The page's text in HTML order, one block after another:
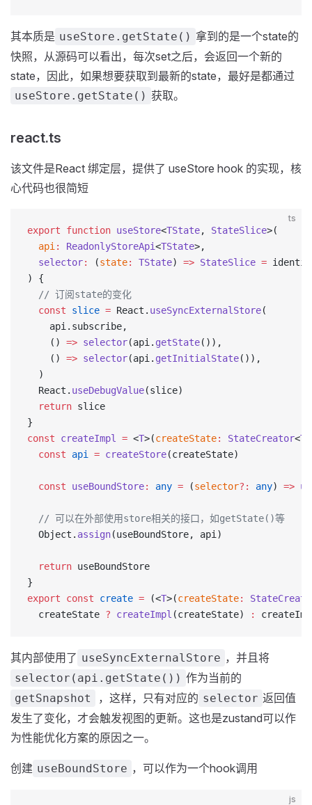
其本质是 useStore.getState() 拿到的是一个state的
快照，从源码可以看出，每次set之后，会返回一个新的
state，因此，如果想要获取到最新的state，最好是都通过
useStore.getState() 获取。
react.ts
该文件是React 绑定层，提供了 useStore hook 的实现，核
心代码也很简短
ts
export function useStore<TState, StateSlice>(
  api
: ReadonlyStoreApi<TState>,
  selector
: (state: TState) => StateSlice =
) {
  // 订阅state的变化
  const
slice = React. useSyncExternalStore(
    api.subscribe,
    ()
=> selector(api. getState()),
    ()
=> selector(api. getInitialState()),
  )
  React.
useDebugValue(slice)
  return
slice
}
const createImpl = <T>(createState: StateCreator<T
  const
api = createStore(createState)
  const
useBoundStore: any = (selector?: any) =>
  // 可以在外部使用store相关的接口，如getState()等
  Object.
assign(useBoundStore, api)
  return
useBoundStore
}
export const create = (<T>(createState:
  createState
? createImpl (createState) :
其内部使用了 useSyncExternalStore ，并且将
selector(api.getState()) 作为当前的
getSnapshot ，这样，只有对应的 selector 返回值
发生了变化，才会触发视图的更新。这也是zustand可以作
为性能优化方案的原因之一。
创建 useBoundStore ，可以作为一个hook调用
js